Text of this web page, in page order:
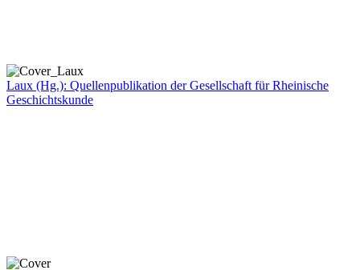
Laux (Hg.): Quellenpublikation der Gesellschaft für Rheinische
Geschichtskunde